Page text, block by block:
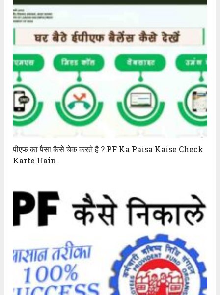
पीएफ का पैसा कैसे चेक करते है ? PF Ka Paisa Kaise Check
Karte Hain